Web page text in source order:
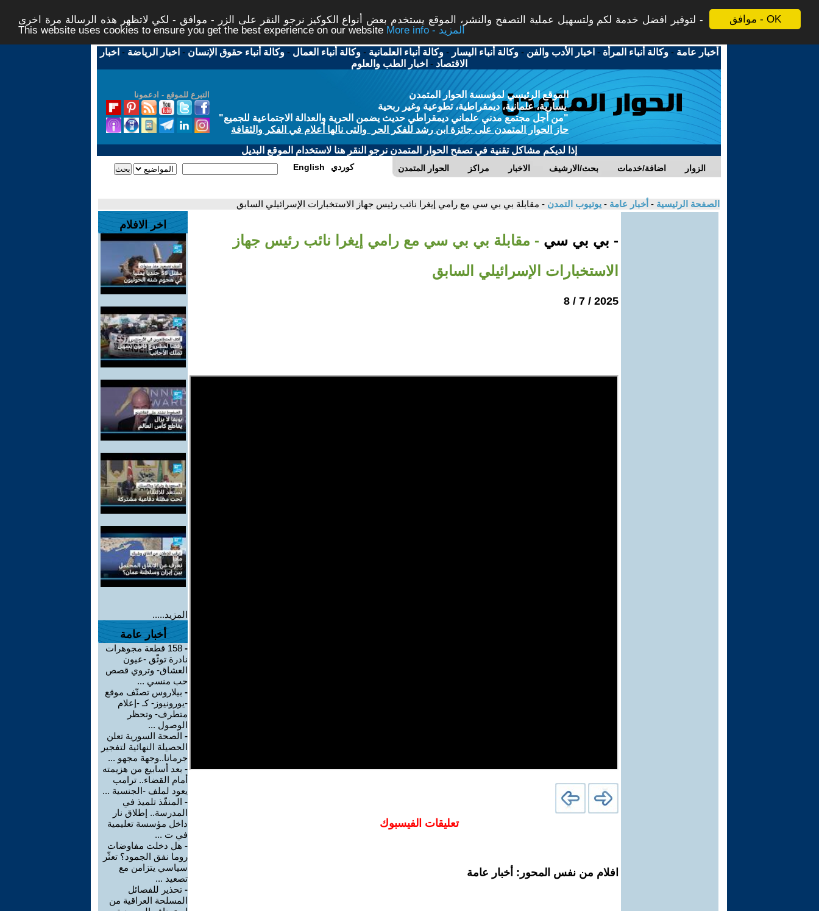
موافق - OK
لتوفير افضل خدمة لكم ولتسهيل عملية التصفح والنشر، الموقع يستخدم بعض أنواع الكوكيز نرجو النقر على الزر - موافق - لكي لاتظهر هذه الرسالة مرة اخرى -
This website uses cookies to ensure you get the best experience on our website
More info - المزيد
أخبار عامة -وكالة أنباء المرأة - اخبار الأدب والفن -وكالة أنباء اليسار -وكالة أنباء العلمانية -وكالة أنباء العمال -وكالة أنباء حقوق الإنسان - اخبار الرياضة - اخبار
الاقتصاد - اخبار الطب والعلوم
التبرع للموقع - ادعمونا
الموقع الرئيسي لمؤسسة الحوار المتمدن
يسارية، علمانية، ديمقراطية، تطوعية وغير ربحية
"من أجل مجتمع مدني علماني ديمقراطي حديث يضمن الحرية والعدالة الاجتماعية للجميع"
حاز الحوار المتمدن على جائزة ابن رشد للفكر الحر والتى نالها أعلام في الفكر والثقافة
إذا لديكم مشاكل تقنية في تصفح الحوار المتمدن نرجو النقر هنا لاستخدام الموقع البديل
الحوار المتمدن مراكز الاخبار بحث/الارشيف اضافة/خدمات الزوار English كوردي
الصفحة الرئيسية - أخبار عامة - يوتيوب التمدن - مقابلة بي بي سي مع رامي إيغرا نائب رئيس جهاز الاستخبارات الإسرائيلي السابق
- بي بي سي - مقابلة بي بي سي مع رامي إيغرا نائب رئيس جهاز
الاستخبارات الإسرائيلي السابق
2025 / 7 / 8
تعليقات الفيسبوك
افلام من نفس المحور: أخبار عامة
اخر الافلام
المزيد.....
أخبار عامة
-
158 قطعة مجوهرات
نادرة توثّق -عيون
العشاق- وتروي قصص
حب منسي ...
- بيلاروس تصنّف موقع
-يورونيوز- كـ -إعلام
متطرف- وتحظر
الوصول ...
- الصحة السورية تعلن
الحصيلة النهائية لتفجير
جرمانا..وجهة مجهو ...
- بعد أسابيع من هزيمته
أمام القضاء.. ترامب
يعود لملف -الجنسية ...
- المنفّذ تلميذ في
المدرسة.. إطلاق نار
داخل مؤسسة تعليمية
في ت ...
- هل دخلت مفاوضات
روما نفق الجمود؟ تعثّر
سياسي يتزامن مع
تصعيد ...
- تحذير للفصائل
المسلحة العراقية من